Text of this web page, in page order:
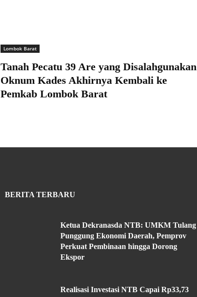
Lombok Barat
Tanah Pecatu 39 Are yang Disalahgunakan
Oknum Kades Akhirnya Kembali ke
Pemkab Lombok Barat
BERITA TERBARU
Ketua Dekranasda NTB: UMKM Tulang
Punggung Ekonomi Daerah, Pemprov
Perkuat Pembinaan hingga Dorong
Ekspor
Realisasi Investasi NTB Capai Rp33,73